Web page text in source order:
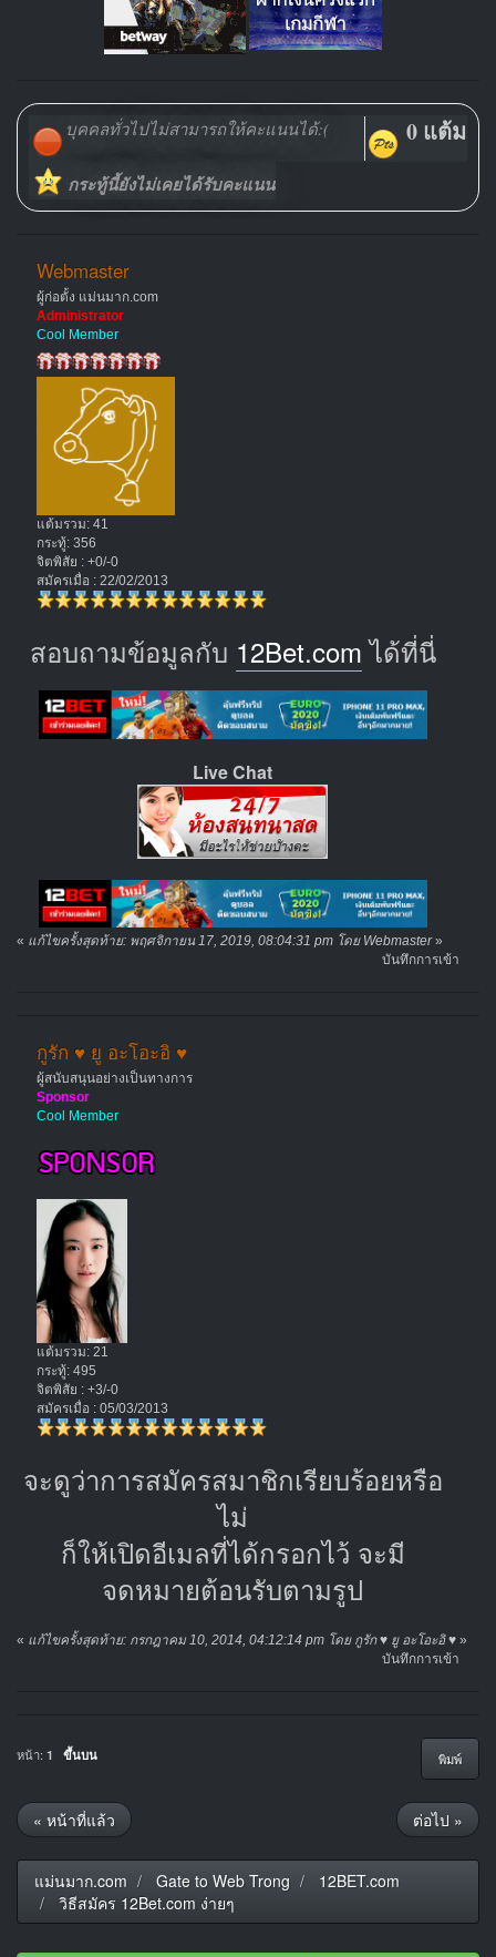
บุคคลทั่วไปไม่สามารถให้คะแนนได้:( 0 แต้ม
กระทู้นี้ยังไม่เคยได้รับคะแนน
Webmaster
ผู้ก่อตั้ง แม่นมาก.com
Administrator
Cool Member
แต้มรวม: 41
กระทู้: 356
จิตพิสัย : +0/-0
สมัครเมื่อ : 22/02/2013
สอบถามข้อมูลกับ 12Bet.comได้ที่นี่
Live Chat
« แก้ไขครั้งสุดท้าย: พฤศจิกายน 17, 2019, 08:04:31 pm โดย Webmaster»
บันทึกการเข้า
กูรัก ♥ ยู อะโอะอิ ♥
ผู้สนับสนุนอย่างเป็นทางการ
Sponsor
Cool Member
แต้มรวม: 21
กระทู้: 495
จิตพิสัย : +3/-0
สมัครเมื่อ : 05/03/2013
จะดูว่าการสมัครสมาชิกเรียบร้อยหรือ
ไม่
ก็ให้เปิดอีเมลที่ได้กรอกไว้ จะมี
จดหมายต้อนรับตามรูป
« แก้ไขครั้งสุดท้าย: กรกฎาคม 10, 2014, 04:12:14 pm โดย กูรัก ♥ ยู อะโอะอิ ♥ »
บันทึกการเข้า
พิมพ์
หน้า: 1 ขึ้นบน
« หน้าที่แล้ว ต่อไป »
แม่นมาก.com Gate to Web Trong
12BET.com
วิธีสมัคร 12Bet.com ง่ายๆ